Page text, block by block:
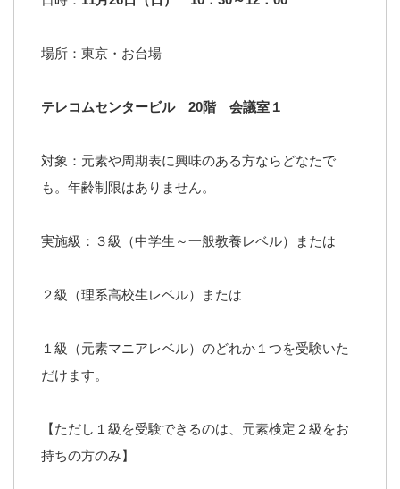
場所：東京・お台場
テレコムセンタービル 20階 会議室１
対象：元素や周期表に興味のある方ならどなたで
も。年齢制限はありません。
実施級：３級（中学生～一般教養レベル）または
２級（理系高校生レベル）または
１級（元素マニアレベル）のどれか１つを受験いた
だけます。
【ただし１級を受験できるのは、元素検定２級をお
持ちの方のみ】